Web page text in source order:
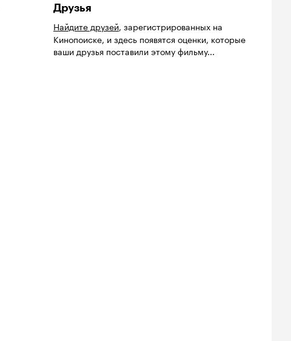
Друзья
Найдите друзей, зарегистрированных на
Кинопоиске, и здесь появятся оценки, которые
ваши друзья поставили этому фильму...